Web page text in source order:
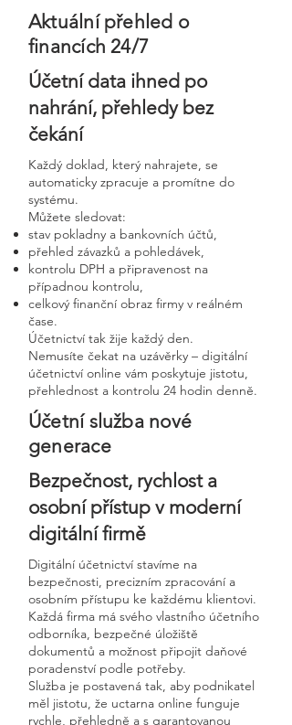
Aktuální přehled o
financích 24/7
Účetní data ihned po
nahrání, přehledy bez
čekání
Každý doklad, který nahrajete, se
automaticky zpracuje a promítne do
systému.
Můžete sledovat:
stav pokladny a bankovních účtů,
přehled závazků a pohledávek,
kontrolu DPH a připravenost na
případnou kontrolu,
celkový finanční obraz firmy v reálném
čase.
Účetnictví tak žije každý den.
Nemusíte čekat na uzávěrky – digitální
účetnictví online vám poskytuje jistotu,
přehlednost a kontrolu 24 hodin denně.
Účetní služba nové
generace
Bezpečnost, rychlost a
osobní přístup v moderní
digitální firmě
Digitální účetnictví stavíme na
bezpečnosti, precizním zpracování a
osobním přístupu ke každému klientovi.
Každá firma má svého vlastního účetního
odborníka, bezpečné úložiště
dokumentů a možnost připojit daňové
poradenství podle potřeby.
Služba je postavená tak, aby podnikatel
měl jistotu, že uctarna online funguje
rychle, přehledně a s garantovanou